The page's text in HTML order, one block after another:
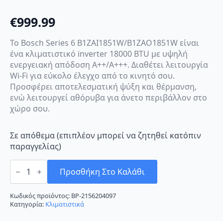
€999.99
Το Bosch Series 6 B1ZAI1851W/B1ZAO1851W είναι
ένα κλιματιστικό inverter 18000 BTU με υψηλή
ενεργειακή απόδοση A++/A+++. Διαθέτει λειτουργία
Wi-Fi για εύκολο έλεγχο από το κινητό σου.
Προσφέρει αποτελεσματική ψύξη και θέρμανση,
ενώ λειτουργεί αθόρυβα για άνετο περιβάλλον στο
χώρο σου.
Σε απόθεμα (επιπλέον μπορεί να ζητηθεί κατόπιν
παραγγελίας)
Bosch
Series
B1ZAI1851W/B1ZAO1851W
Κλιματιστικό
Inverter
18000
Προσθήκη Στο Καλάθι
Κωδικός προϊόντος: BP-2156204097
Κατηγορία: Κλιματιστικά